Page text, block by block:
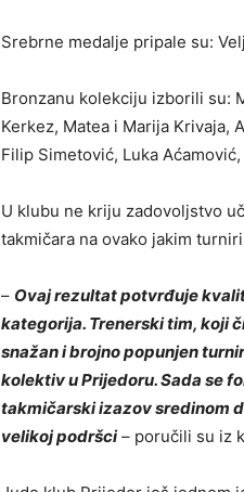
Srebrne medalje pripale su:
Bronzanu kolekciju izborili su:
Kerkez, Matea i Marija Krivaja,
Filip Simetović, Luka
U klubu ne kriju zadovoljstvo
takmičara na ovako jakim
– Ovaj rezultat potvrđuje
kategorija. Trenerski tim, koji
snažan i brojno popunjen
kolektiv u Prijedoru. Sada se
takmičarski izazov sredinom
velikoj podršci– poručili su iz